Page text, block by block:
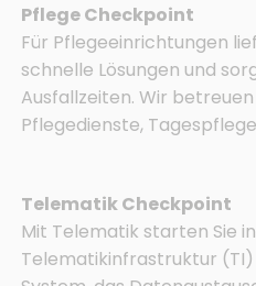
Pflege Checkpoint
Für Pflegeeinrichtungen
schnelle Lösungen und
Ausfallzeiten. Wir
Pflegedienste,
Telematik Checkpoint
Mit Telematik starten Sie
Telematikinfrastruktur